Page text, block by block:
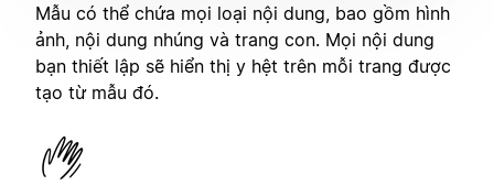
Mẫu có thể chứa mọi loại nội dung, bao gồm hình
ảnh, nội dung nhúng và trang con. Mọi nội dung
bạn thiết lập sẽ hiển thị y hệt trên mỗi trang được
tạo từ mẫu đó.